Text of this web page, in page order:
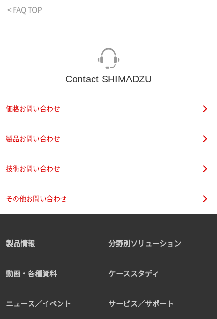
< FAQ TOP
Contact SHIMADZU
価格お問い合わせ
製品お問い合わせ
技術お問い合わせ
その他お問い合わせ
製品情報 分野別ソリューション
動画・各種資料 ケーススタディ
ニュース／イベント サービス／サポート